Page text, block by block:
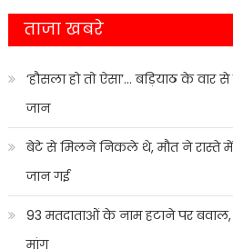
ताजा खबरे
‘हौसला हो तो ऐसा’… बड़ियाठ के
जान
बेटे से मिलने निकले थे, मौत ने रास्ते
जान गई
93 मतदाताओं के नाम हटाने पर बवाल,
मांग